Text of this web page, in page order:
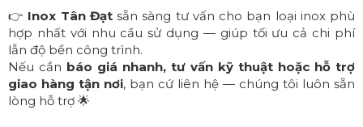
👉 Inox Tân Đạtsẵn sàng tư vấn cho bạn loại inox phù
hợp nhất với nhu cầu sử dụng — giúp tối ưu cả chi phí
lẫn độ bền công trình.
Nếu cần báo giá nhanh, tư vấn kỹ thuật hoặc hỗ trợ
giao hàng tận nơi, bạn cứ liên hệ — chúng tôi luôn sẵn
lòng hỗ trợ 🌟